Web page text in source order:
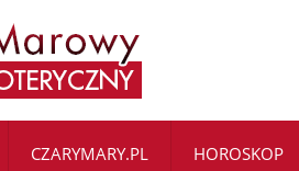
CZARYMARY.PL HOROSKOP